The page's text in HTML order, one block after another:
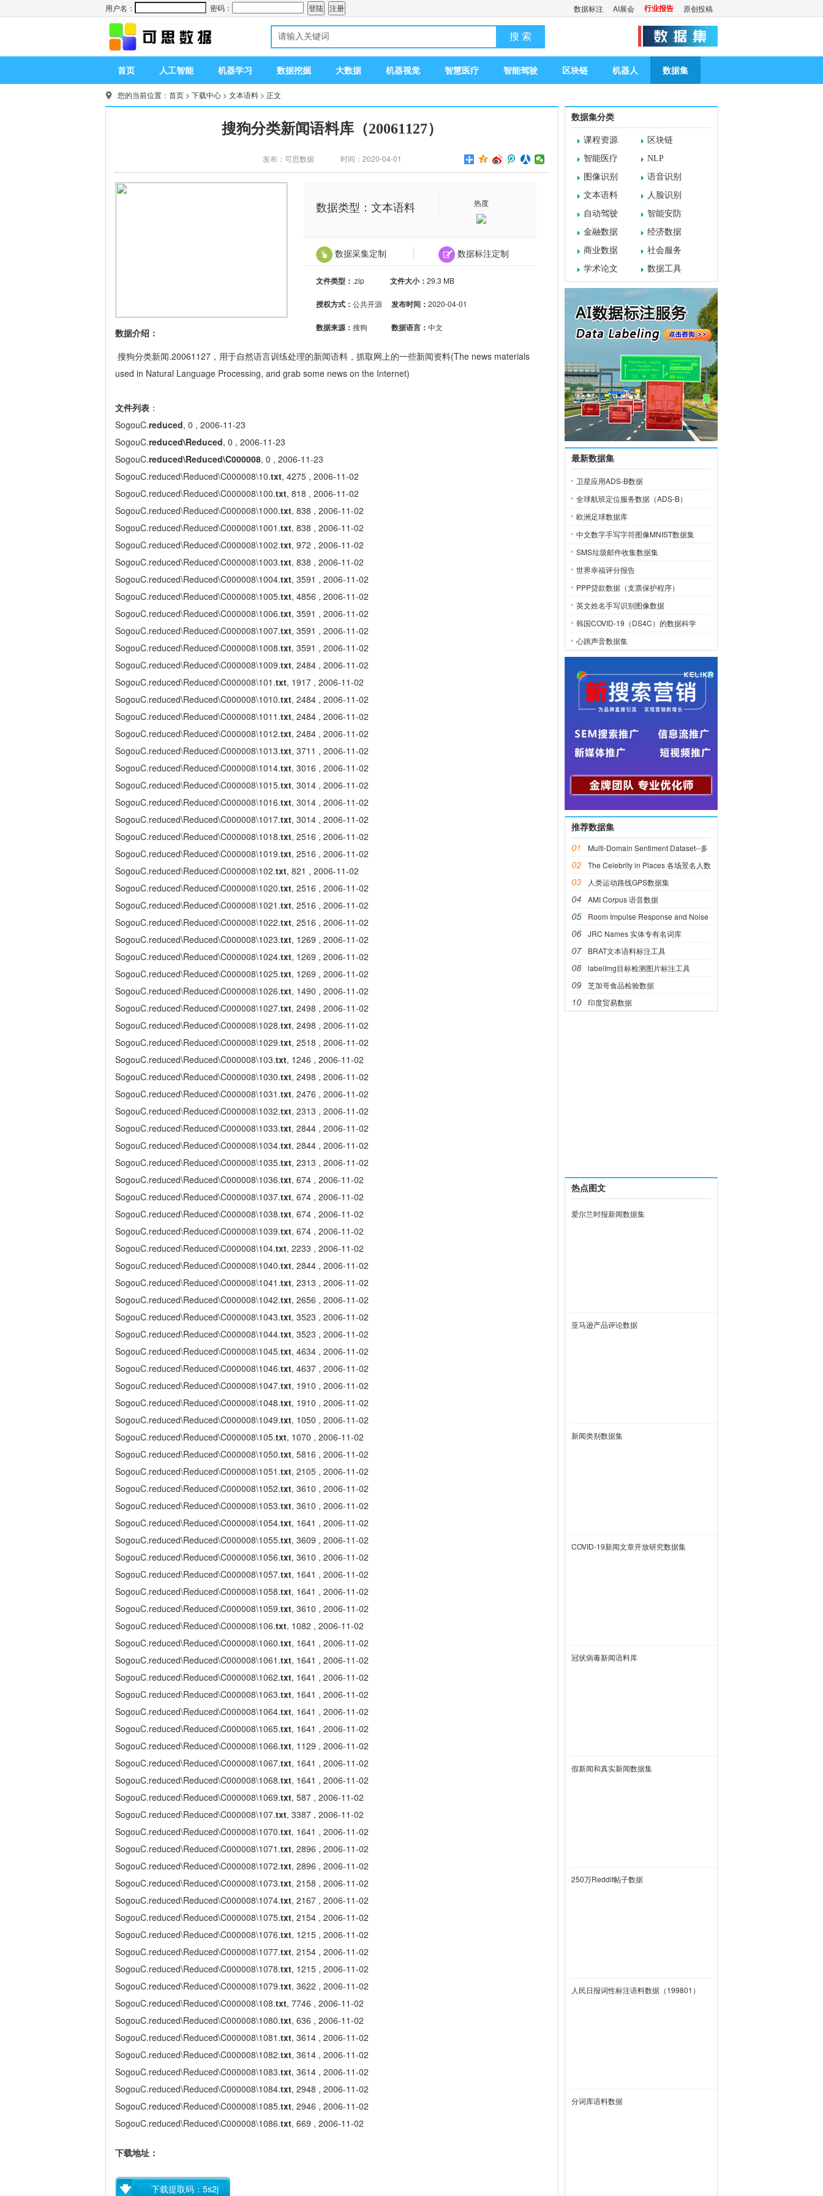
原创投稿
行业报告
AI展会
数据标注
用户名： 密码：
搜 索
首页 人工智能 机器学习 数据挖掘 大数据 机器视觉 智慧医疗 智能驾驶 区块链 机器人 数据集
您的当前位置： 首页 > 下载中心 > 文本语料 > 正文
搜狗分类新闻语料库（20061127）
发布：可思数据 时间：2020-04-01
数据类型：文本语料 热度
数据采集定制 数据标注定制
文件类型： .zip 文件大小： 29.3 MB
授权方式： 公共开源 发布时间： 2020-04-01
数据来源： 搜狗 数据语言： 中文
数据介绍：
搜狗分类新闻.20061127，用于自然语言训练处理的新闻语料，抓取网上的一些新闻资料(The news materials
used in Natural Language Processing, and grab some news on the Internet)
文件列表 ：
SogouC.reduced, 0 , 2006-11-23
SogouC.reduced\Reduced, 0 , 2006-11-23
SogouC.reduced\Reduced\C000008, 0 , 2006-11-23
SogouC.reduced\Reduced\C000008\10.txt, 4275 , 2006-11-02
SogouC.reduced\Reduced\C000008\100.txt, 818 , 2006-11-02
SogouC.reduced\Reduced\C000008\1000.txt, 838 , 2006-11-02
SogouC.reduced\Reduced\C000008\1001.txt, 838 , 2006-11-02
SogouC.reduced\Reduced\C000008\1002.txt, 972 , 2006-11-02
SogouC.reduced\Reduced\C000008\1003.txt, 838 , 2006-11-02
SogouC.reduced\Reduced\C000008\1004.txt, 3591 , 2006-11-02
SogouC.reduced\Reduced\C000008\1005.txt, 4856 , 2006-11-02
SogouC.reduced\Reduced\C000008\1006.txt, 3591 , 2006-11-02
SogouC.reduced\Reduced\C000008\1007.txt, 3591 , 2006-11-02
SogouC.reduced\Reduced\C000008\1008.txt, 3591 , 2006-11-02
SogouC.reduced\Reduced\C000008\1009.txt, 2484 , 2006-11-02
SogouC.reduced\Reduced\C000008\101.txt, 1917 , 2006-11-02
SogouC.reduced\Reduced\C000008\1010.txt, 2484 , 2006-11-02
SogouC.reduced\Reduced\C000008\1011.txt, 2484 , 2006-11-02
SogouC.reduced\Reduced\C000008\1012.txt, 2484 , 2006-11-02
SogouC.reduced\Reduced\C000008\1013.txt, 3711 , 2006-11-02
SogouC.reduced\Reduced\C000008\1014.txt, 3016 , 2006-11-02
SogouC.reduced\Reduced\C000008\1015.txt, 3014 , 2006-11-02
SogouC.reduced\Reduced\C000008\1016.txt, 3014 , 2006-11-02
SogouC.reduced\Reduced\C000008\1017.txt, 3014 , 2006-11-02
SogouC.reduced\Reduced\C000008\1018.txt, 2516 , 2006-11-02
SogouC.reduced\Reduced\C000008\1019.txt, 2516 , 2006-11-02
SogouC.reduced\Reduced\C000008\102.txt, 821 , 2006-11-02
SogouC.reduced\Reduced\C000008\1020.txt, 2516 , 2006-11-02
SogouC.reduced\Reduced\C000008\1021.txt, 2516 , 2006-11-02
SogouC.reduced\Reduced\C000008\1022.txt, 2516 , 2006-11-02
SogouC.reduced\Reduced\C000008\1023.txt, 1269 , 2006-11-02
SogouC.reduced\Reduced\C000008\1024.txt, 1269 , 2006-11-02
SogouC.reduced\Reduced\C000008\1025.txt, 1269 , 2006-11-02
SogouC.reduced\Reduced\C000008\1026.txt, 1490 , 2006-11-02
SogouC.reduced\Reduced\C000008\1027.txt, 2498 , 2006-11-02
SogouC.reduced\Reduced\C000008\1028.txt, 2498 , 2006-11-02
SogouC.reduced\Reduced\C000008\1029.txt, 2518 , 2006-11-02
SogouC.reduced\Reduced\C000008\103.txt, 1246 , 2006-11-02
SogouC.reduced\Reduced\C000008\1030.txt, 2498 , 2006-11-02
SogouC.reduced\Reduced\C000008\1031.txt, 2476 , 2006-11-02
SogouC.reduced\Reduced\C000008\1032.txt, 2313 , 2006-11-02
SogouC.reduced\Reduced\C000008\1033.txt, 2844 , 2006-11-02
SogouC.reduced\Reduced\C000008\1034.txt, 2844 , 2006-11-02
SogouC.reduced\Reduced\C000008\1035.txt, 2313 , 2006-11-02
SogouC.reduced\Reduced\C000008\1036.txt, 674 , 2006-11-02
SogouC.reduced\Reduced\C000008\1037.txt, 674 , 2006-11-02
SogouC.reduced\Reduced\C000008\1038.txt, 674 , 2006-11-02
SogouC.reduced\Reduced\C000008\1039.txt, 674 , 2006-11-02
SogouC.reduced\Reduced\C000008\104.txt, 2233 , 2006-11-02
SogouC.reduced\Reduced\C000008\1040.txt, 2844 , 2006-11-02
SogouC.reduced\Reduced\C000008\1041.txt, 2313 , 2006-11-02
SogouC.reduced\Reduced\C000008\1042.txt, 2656 , 2006-11-02
SogouC.reduced\Reduced\C000008\1043.txt, 3523 , 2006-11-02
SogouC.reduced\Reduced\C000008\1044.txt, 3523 , 2006-11-02
SogouC.reduced\Reduced\C000008\1045.txt, 4634 , 2006-11-02
SogouC.reduced\Reduced\C000008\1046.txt, 4637 , 2006-11-02
SogouC.reduced\Reduced\C000008\1047.txt, 1910 , 2006-11-02
SogouC.reduced\Reduced\C000008\1048.txt, 1910 , 2006-11-02
SogouC.reduced\Reduced\C000008\1049.txt, 1050 , 2006-11-02
SogouC.reduced\Reduced\C000008\105.txt, 1070 , 2006-11-02
SogouC.reduced\Reduced\C000008\1050.txt, 5816 , 2006-11-02
SogouC.reduced\Reduced\C000008\1051.txt, 2105 , 2006-11-02
SogouC.reduced\Reduced\C000008\1052.txt, 3610 , 2006-11-02
SogouC.reduced\Reduced\C000008\1053.txt, 3610 , 2006-11-02
SogouC.reduced\Reduced\C000008\1054.txt, 1641 , 2006-11-02
SogouC.reduced\Reduced\C000008\1055.txt, 3609 , 2006-11-02
SogouC.reduced\Reduced\C000008\1056.txt, 3610 , 2006-11-02
SogouC.reduced\Reduced\C000008\1057.txt, 1641 , 2006-11-02
SogouC.reduced\Reduced\C000008\1058.txt, 1641 , 2006-11-02
SogouC.reduced\Reduced\C000008\1059.txt, 3610 , 2006-11-02
SogouC.reduced\Reduced\C000008\106.txt, 1082 , 2006-11-02
SogouC.reduced\Reduced\C000008\1060.txt, 1641 , 2006-11-02
SogouC.reduced\Reduced\C000008\1061.txt, 1641 , 2006-11-02
SogouC.reduced\Reduced\C000008\1062.txt, 1641 , 2006-11-02
SogouC.reduced\Reduced\C000008\1063.txt, 1641 , 2006-11-02
SogouC.reduced\Reduced\C000008\1064.txt, 1641 , 2006-11-02
SogouC.reduced\Reduced\C000008\1065.txt, 1641 , 2006-11-02
SogouC.reduced\Reduced\C000008\1066.txt, 1129 , 2006-11-02
SogouC.reduced\Reduced\C000008\1067.txt, 1641 , 2006-11-02
SogouC.reduced\Reduced\C000008\1068.txt, 1641 , 2006-11-02
SogouC.reduced\Reduced\C000008\1069.txt, 587 , 2006-11-02
SogouC.reduced\Reduced\C000008\107.txt, 3387 , 2006-11-02
SogouC.reduced\Reduced\C000008\1070.txt, 1641 , 2006-11-02
SogouC.reduced\Reduced\C000008\1071.txt, 2896 , 2006-11-02
SogouC.reduced\Reduced\C000008\1072.txt, 2896 , 2006-11-02
SogouC.reduced\Reduced\C000008\1073.txt, 2158 , 2006-11-02
SogouC.reduced\Reduced\C000008\1074.txt, 2167 , 2006-11-02
SogouC.reduced\Reduced\C000008\1075.txt, 2154 , 2006-11-02
SogouC.reduced\Reduced\C000008\1076.txt, 1215 , 2006-11-02
SogouC.reduced\Reduced\C000008\1077.txt, 2154 , 2006-11-02
SogouC.reduced\Reduced\C000008\1078.txt, 1215 , 2006-11-02
SogouC.reduced\Reduced\C000008\1079.txt, 3622 , 2006-11-02
SogouC.reduced\Reduced\C000008\108.txt, 7746 , 2006-11-02
SogouC.reduced\Reduced\C000008\1080.txt, 636 , 2006-11-02
SogouC.reduced\Reduced\C000008\1081.txt, 3614 , 2006-11-02
SogouC.reduced\Reduced\C000008\1082.txt, 3614 , 2006-11-02
SogouC.reduced\Reduced\C000008\1083.txt, 3614 , 2006-11-02
SogouC.reduced\Reduced\C000008\1084.txt, 2948 , 2006-11-02
SogouC.reduced\Reduced\C000008\1085.txt, 2946 , 2006-11-02
SogouC.reduced\Reduced\C000008\1086.txt, 669 , 2006-11-02
下载地址：
下载提取码：5s2j
数据集分类
课程资源
区块链
智能医疗
NLP
图像识别
语音识别
文本语料
人脸识别
自动驾驶
智能安防
金融数据
经济数据
商业数据
社会服务
学术论文
数据工具
最新数据集
卫星应用ADS-B数据
全球航班定位服务数据（ADS-B）
欧洲足球数据库
中文数字手写字符图像MNIST数据集
SMS垃圾邮件收集数据集
世界幸福评分报告
PPP贷款数据（支票保护程序）
英文姓名手写识别图像数据
韩国COVID-19（DS4C）的数据科学
心跳声音数据集
推荐数据集
Multi-Domain Sentiment Dataset--多
域情感数据集
The Celebrity in Places 各场景名人数
据集
人类运动路线GPS数据集
AMI Corpus 语音数据
Room Impulse Response and Noise
语音数据
JRC Names 实体专有名词库
BRAT文本语料标注工具
labelImg目标检测图片标注工具
芝加哥食品检验数据
印度贸易数据
热点图文
爱尔兰时报新闻数据集
亚马逊产品评论数据
新闻类别数据集
COVID-19新闻文章开放研究数据集
冠状病毒新闻语料库
假新闻和真实新闻数据集
250万Reddit帖子数据
人民日报词性标注语料数据（199801）
分词库语料数据